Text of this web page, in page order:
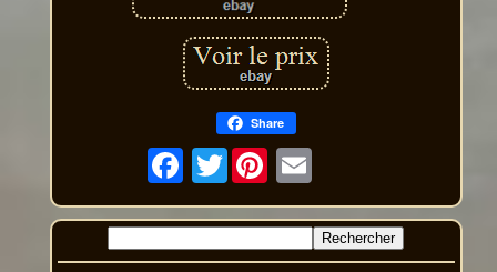
Share
Twitter